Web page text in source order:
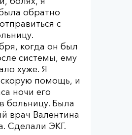
обратно
с
когда он был
системы, ему
хуже. Я
скорую помощь, и
ночи его
больницу. Была
врач Валентина
Сделали ЭКГ.